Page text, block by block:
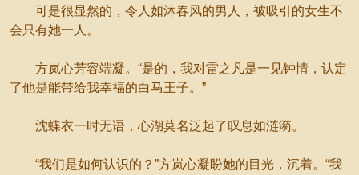
可是很显然的，令人如沐春风的男人，被吸引的女生不
会只有她一人。
方岚心芳容端凝。“是的，我对雷之凡是一见钟情，认定
了他是能带给我幸福的白马王子。”
沈蝶衣一时无语，心湖莫名泛起了叹息如涟漪。
“我们是如何认识的？”方岚心凝盼她的目光，沉着。“我